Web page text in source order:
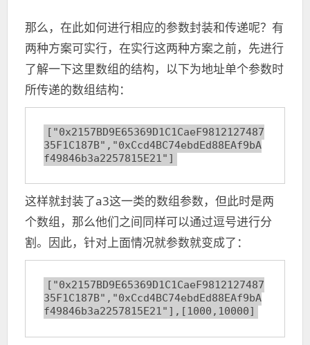
那么，在此如何进行相应的参数封装和传递呢？有
两种方案可实行，在实行这两种方案之前，先进行
了解一下这里数组的结构，以下为地址单个参数时
所传递的数组结构：
["0x2157BD9E65369D1C1CaeF9812127487
35F1C187B","0xCcd4BC74ebdEd88EAf9bA
f49846b3a2257815E21"]
这样就封装了a3这一类的数组参数，但此时是两
个数组，那么他们之间同样可以通过逗号进行分
割。因此，针对上面情况就参数就变成了：
["0x2157BD9E65369D1C1CaeF9812127487
35F1C187B","0xCcd4BC74ebdEd88EAf9bA
f49846b3a2257815E21"],[1000,10000]